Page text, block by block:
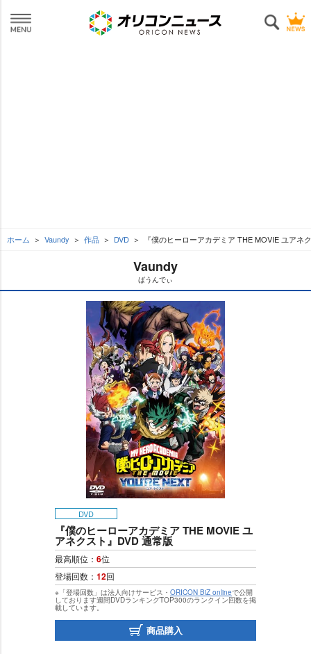
ホーム Vaundy 作品 DVD 『僕のヒーローアカデミア THE MOVIE ユアネ
Vaundy
ばうんでぃ
DVD
『僕のヒーローアカデミア THE MOVIE ユ
アネクスト』DVD 通常版
最高順位： 6位
登場回数： 12回
※「登場回数」は法人向けサービス・ ORICON BiZ onlineで公開
しております週間DVDランキングTOP300のランクイン回数を掲
載しています。
商品購入